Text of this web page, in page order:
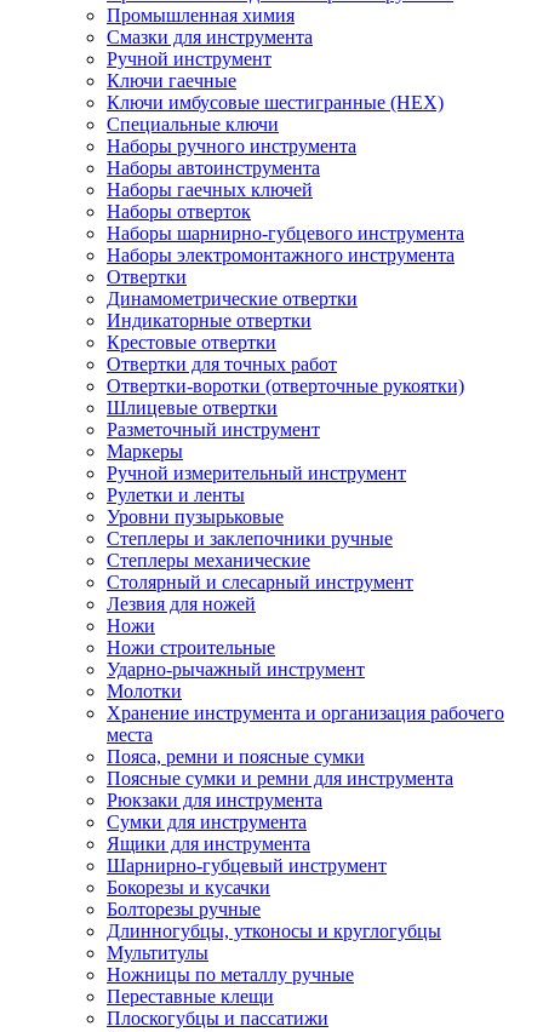
Промышленная химия
Смазки для инструмента
Ручной инструмент
Ключи гаечные
Ключи имбусовые шестигранные (HEX)
Специальные ключи
Наборы ручного инструмента
Наборы автоинструмента
Наборы гаечных ключей
Наборы отверток
Наборы шарнирно-губцевого инструмента
Наборы электромонтажного инструмента
Отвертки
Динамометрические отвертки
Индикаторные отвертки
Крестовые отвертки
Отвертки для точных работ
Отвертки-воротки (отверточные рукоятки)
Шлицевые отвертки
Разметочный инструмент
Маркеры
Ручной измерительный инструмент
Рулетки и ленты
Уровни пузырьковые
Степлеры и заклепочники ручные
Степлеры механические
Столярный и слесарный инструмент
Лезвия для ножей
Ножи
Ножи строительные
Ударно-рычажный инструмент
Молотки
Хранение инструмента и организация рабочего
места
Пояса, ремни и поясные сумки
Поясные сумки и ремни для инструмента
Рюкзаки для инструмента
Сумки для инструмента
Ящики для инструмента
Шарнирно-губцевый инструмент
Бокорезы и кусачки
Болторезы ручные
Длинногубцы, утконосы и круглогубцы
Мультитулы
Ножницы по металлу ручные
Переставные клещи
Плоскогубцы и пассатижи